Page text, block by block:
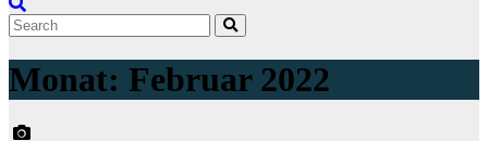
Monat: Februar 2022